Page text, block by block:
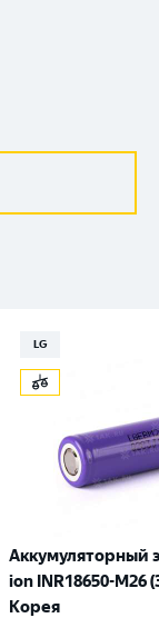
LG
Аккумуляторный
ion INR18650-M26
Корея